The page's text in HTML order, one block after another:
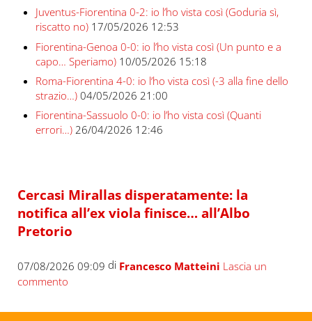
Juventus-Fiorentina 0-2: io l’ho vista così (Goduria sì,
riscatto no) 17/05/2026 12:53
Fiorentina-Genoa 0-0: io l’ho vista così (Un punto e a
capo… Speriamo) 10/05/2026 15:18
Roma-Fiorentina 4-0: io l’ho vista così (-3 alla fine dello
strazio…) 04/05/2026 21:00
Fiorentina-Sassuolo 0-0: io l’ho vista così (Quanti
errori…) 26/04/2026 12:46
Cercasi Mirallas disperatamente: la
notifica all’ex viola finisce… all’Albo
Pretorio
07/08/2026 09:09 di Francesco Matteini Lascia un
commento